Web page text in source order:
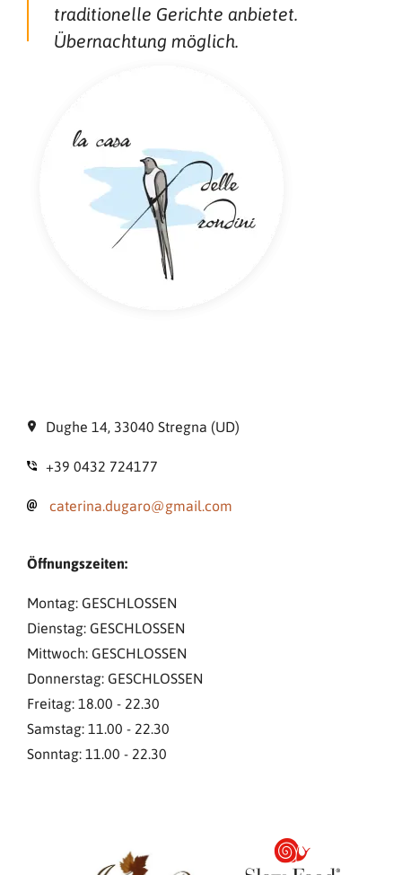
traditionelle Gerichte anbietet.
Übernachtung möglich.
Dughe 14, 33040 Stregna (UD)
+39 0432 724177
caterina.dugaro@gmail.com
Öffnungszeiten:
Montag: GESCHLOSSEN
Dienstag: GESCHLOSSEN
Mittwoch: GESCHLOSSEN
Donnerstag: GESCHLOSSEN
Freitag: 18.00 - 22.30
Samstag: 11.00 - 22.30
Sonntag: 11.00 - 22.30